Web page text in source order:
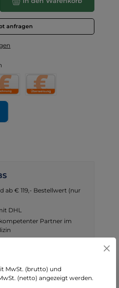
anfragen
ab € 119,- Bestellwert (nur
DHL
Partner im
MwSt. (brutto) und
(netto) angezeigt werden.